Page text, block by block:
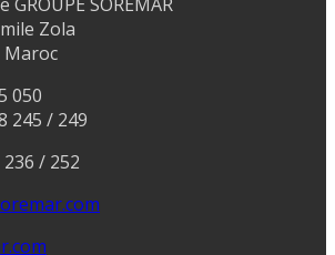
Zola
Maroc
050
245 / 249
/ 252